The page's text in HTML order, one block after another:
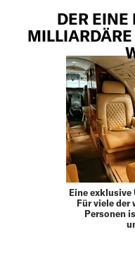
DER EINE
Eine exklusive
Für viele der
Personen